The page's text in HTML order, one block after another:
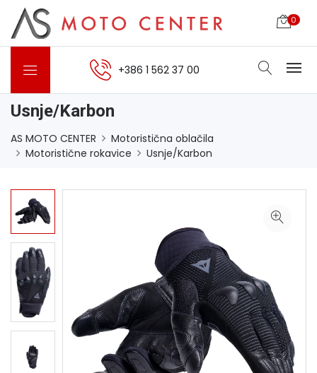
0
+386 1 562 37 00
Usnje/Karbon
AS MOTO CENTER
Motoristična oblačila
Motoristične rokavice
Usnje/Karbon